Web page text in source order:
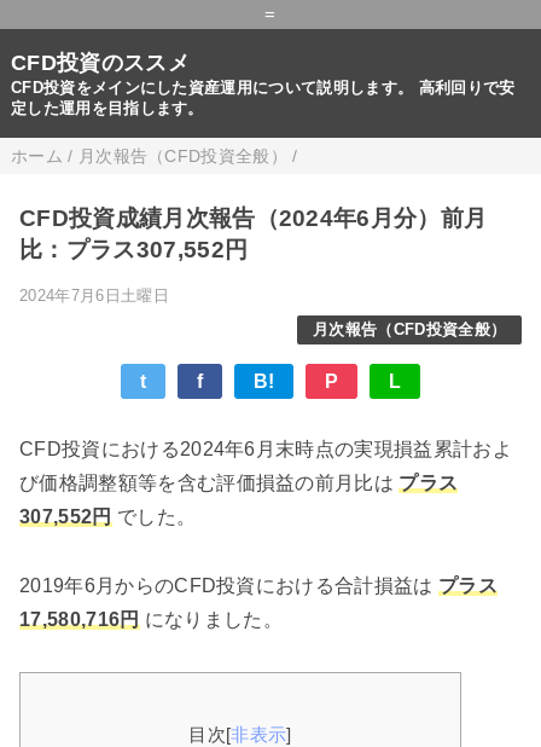
=
CFD投資のススメ
CFD投資をメインにした資産運用について説明します。 高利回りで安
定した運用を目指します。
ホーム / 月次報告（CFD投資全般） /
CFD投資成績月次報告（2024年6月分）前月
比：プラス307,552円
2024年7月6日土曜日
月次報告（CFD投資全般）
t f B! P L
CFD投資における2024年6月末時点の実現損益累計およ
び価格調整額等を含む評価損益の前月比はプラス
307,552円でした。
2019年6月からのCFD投資における合計損益は プラス
17,580,716円 になりました。
目次[非表示]